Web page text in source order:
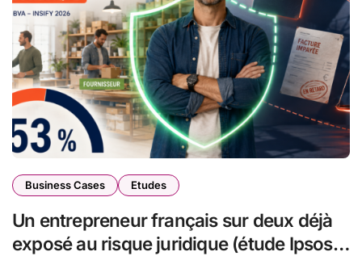
Business Cases Etudes
Un entrepreneur français sur deux déjà
exposé au risque juridique (étude Ipsos